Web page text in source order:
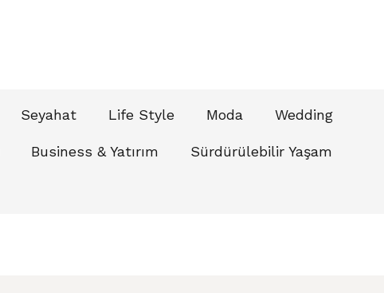
Seyahat Life Style Moda Wedding
Business & Yatırım Sürdürülebilir Yaşam